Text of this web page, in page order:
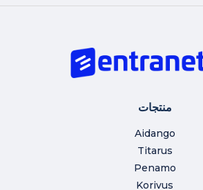
منتجات
Aidango
Titarus
Penamo
Korivus